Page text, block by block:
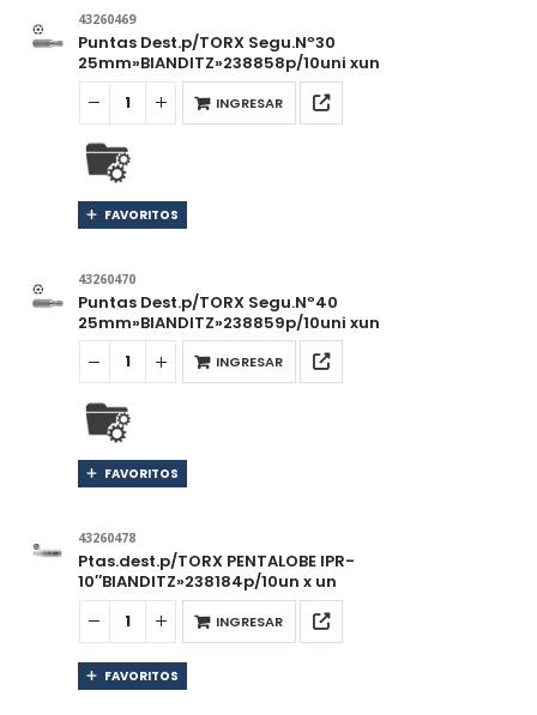
43260469
Puntas Dest.p/TORX Segu.Nº30
25mm»BIANDITZ»238858p/10uni xun
INGRESAR
FAVORITOS
43260470
Puntas Dest.p/TORX Segu.Nº40
25mm»BIANDITZ»238859p/10uni xun
INGRESAR
FAVORITOS
43260478
Ptas.dest.p/TORX PENTALOBE IPR-
10″BIANDITZ»238184p/10un x un
INGRESAR
FAVORITOS